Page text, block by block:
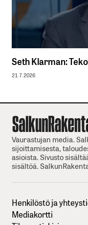
Seth Klarman:
21.7.2026
Vaurastujan media.
sijoittamisesta,
asioista. Sivusto
sisältöä.
Henkilöstö ja
Mediakortti